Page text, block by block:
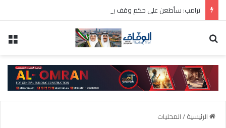
ترامب: سأطعن على حكم وقف بناء قاعة الاحتفالات بالبيت الأبيض
الرئيسية/المحليات